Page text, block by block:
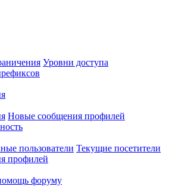
Уровни доступа
Новые сообщения профилей
пользователи Текущие посетители
профилей
форуму